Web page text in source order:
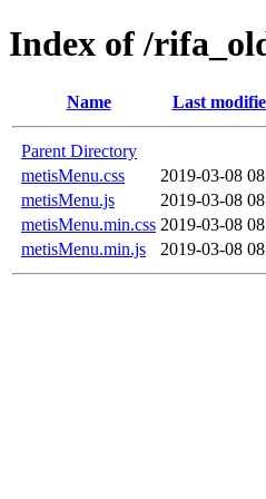
Index of /
Name Last
Parent Directory
metisMenu.css
2019-03-08
metisMenu.js
2019-03-08
metisMenu.min.css 2019-03-08
metisMenu.min.js
2019-03-08